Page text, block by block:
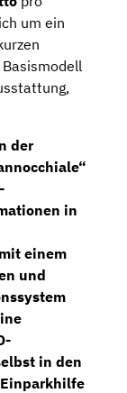
um ein
der
in
mit einem
und
in den